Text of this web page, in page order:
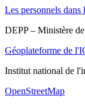
Les personnels dans
DEPP – Ministère
Géoplateforme de
Institut national de
OpenStreetMap